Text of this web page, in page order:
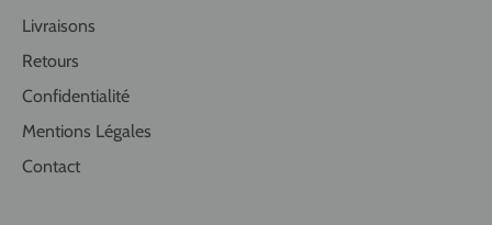
Livraisons
Retours
Confidentialité
Mentions Légales
Contact